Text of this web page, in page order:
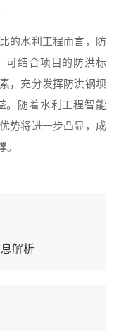
的水利工程而言，防
可结合项目的防洪标
，充分发挥防洪钢坝
。随着水利工程智能
势将进一步凸显，成
解析